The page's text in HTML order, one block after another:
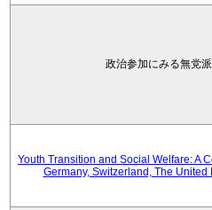
政治参加にみる無党
Youth Transition and Social Welfare: A
Germany, Switzerland, The